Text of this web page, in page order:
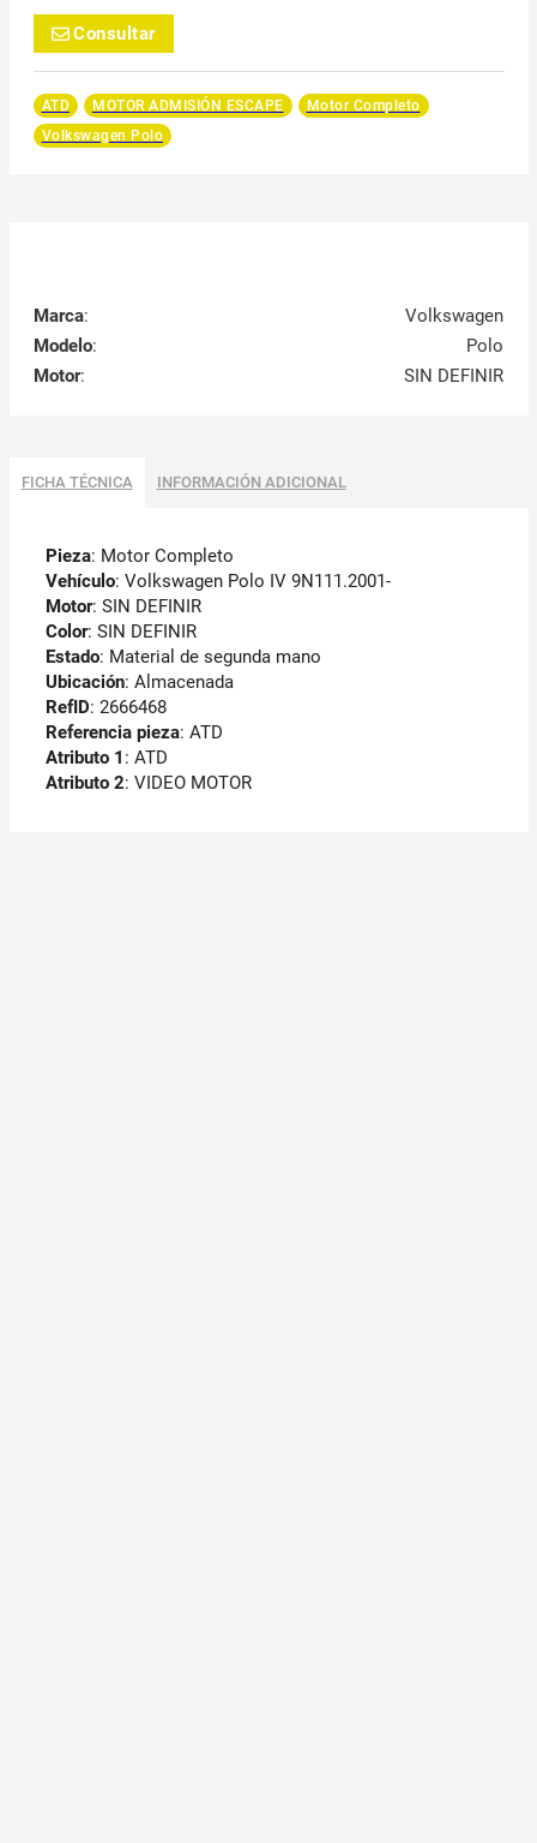
Consultar
ATD MOTOR ADMISIÓN ESCAPE
Motor Completo
Volkswagen Polo
Marca:
Volkswagen
Modelo:
Polo
Motor: SIN DEFINIR
FICHA TÉCNICA INFORMACIÓN ADICIONAL
Pieza: Motor Completo
Vehículo: Volkswagen Polo IV 9N111.2001-
Motor: SIN DEFINIR
Color: SIN DEFINIR
Estado: Material de segunda mano
Ubicación: Almacenada
RefID: 2666468
Referencia pieza: ATD
Atributo 1 : ATD
Atributo 2: VIDEO MOTOR